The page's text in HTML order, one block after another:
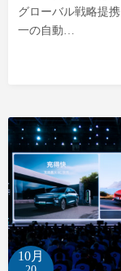
グローバル戦略提
一の自動…
10月